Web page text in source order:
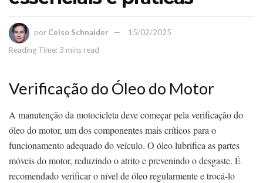
por Celso Schnaider
15/02/2025
Reading Time: 3 mins read
Verificação do Óleo do Motor
A manutenção da motocicleta deve começar pela verificação do
óleo do motor, um dos componentes mais críticos para o
funcionamento adequado do veículo. O óleo lubrifica as partes
móveis do motor, reduzindo o atrito e prevenindo o desgaste. É
recomendado verificar o nível de óleo regularmente e trocá-lo